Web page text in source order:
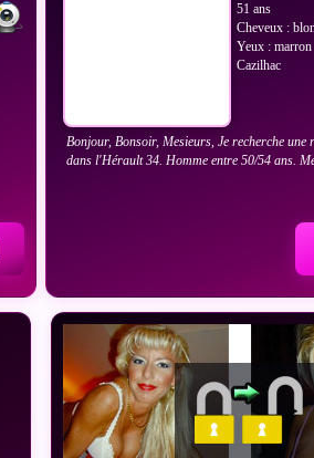
51 ans
Cheveux :
Yeux : marron
Cazilhac
Bonjour, Bonsoir, Mesieurs, Je recherche une
dans l'Hérault 34. Homme entre 50/54 ans.